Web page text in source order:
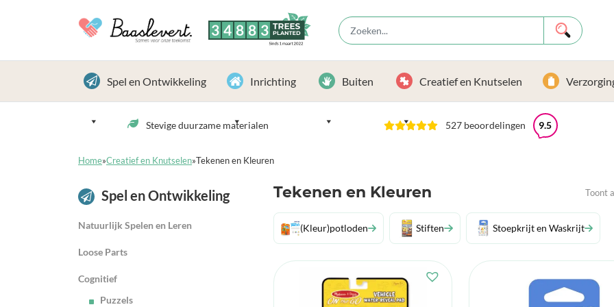
3 4 8 8 3 TREES
PLANTED
Sinds 1 maart 2022
Spel en Ontwikkeling Inrichting Buiten Creatief en Knutselen
Stevige duurzame materialen 527 beoordelingen 9.5
Home»Creatief en Knutselen»Tekenen en Kleuren
Spel en Ontwikkeling
Natuurlijk Spelen en Leren
Loose Parts
Cognitief
Puzzels
Tekenen en Kleuren Toont
(Kleur)potloden Stiften Stoepkrijt en Waskrijt